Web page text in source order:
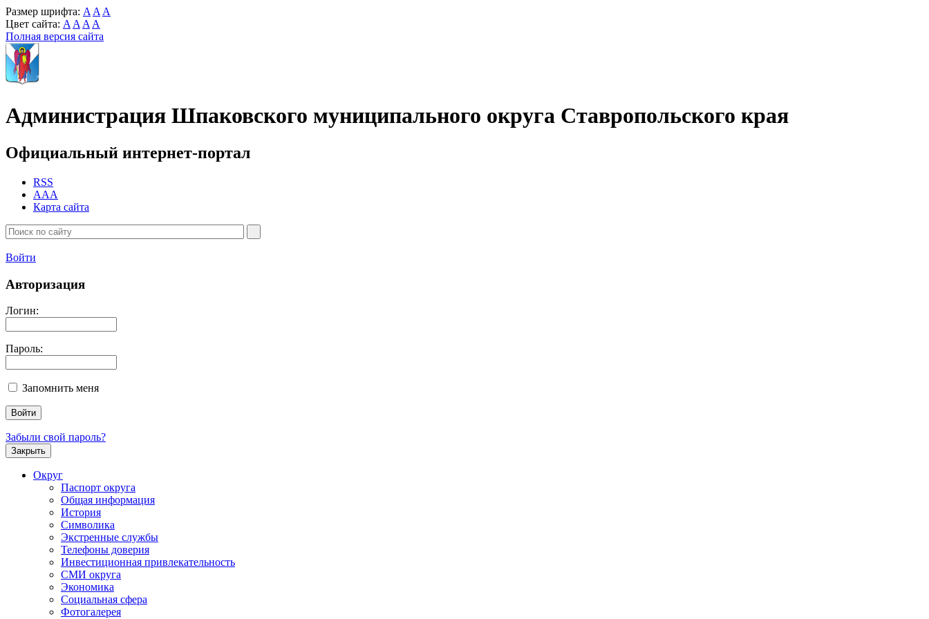
Размер шрифта: A A A
Цвет сайта: A A A A
Полная версия сайта
Администрация Шпаковского муниципального округа Ставропольского края
Официальный интернет-портал
RSS
AAA
Карта сайта
Войти
Авторизация
Логин:
Пароль:
Запомнить меня
Забыли свой пароль?
Закрыть
Округ
Паспорт округа
Общая информация
История
Символика
Экстренные службы
Телефоны доверия
Инвестиционная привлекательность
СМИ округа
Экономика
Социальная сфера
Фотогалерея